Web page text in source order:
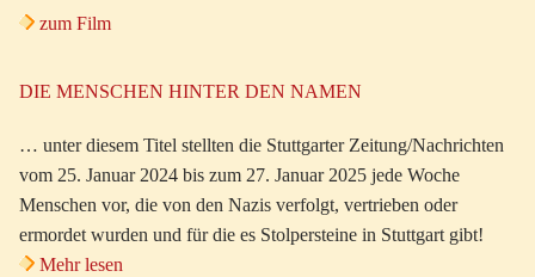
zum Film
DIE MENSCHEN HINTER DEN NAMEN
… unter diesem Titel stellten die Stuttgarter Zeitung/Nachrichten
vom 25. Januar 2024 bis zum 27. Januar 2025 jede Woche
Menschen vor, die von den Nazis verfolgt, vertrieben oder
ermordet wurden und für die es Stolpersteine in Stuttgart gibt!
Mehr lesen